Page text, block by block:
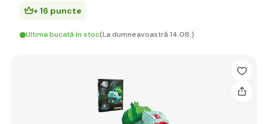
+ 16 puncte
Ultima bucată în stoc(La dumneavoastră 14.08.)